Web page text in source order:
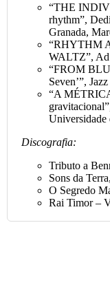
“THE
rhythm”,
Granada,
“RHYTHM
WALTZ”, Ad
“FROM
Seven’”,
“A
Universidade
Discografia:
Tributo a
Sons da
O Segredo
Rai Timor –